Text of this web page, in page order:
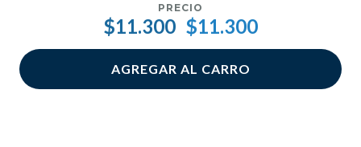
PRECIO
$11.300 $11.300
AGREGAR AL CARRO